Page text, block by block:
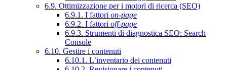
6.9. Ottimizzazione per i motori di ricerca (SEO)
6.9.1. I fattori on-page
6.9.2. I fattori off-page
6.9.3. Strumenti di diagnostica SEO: Search
Console
6.10. Gestire i contenuti
6.10.1. L’inventario dei contenuti